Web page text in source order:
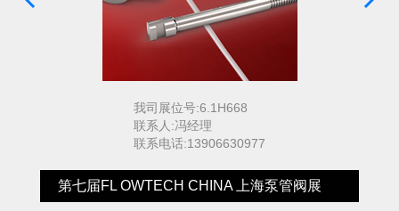
我司展位号:6.1H668
联系人:冯经理
联系电话:13906630977
第七届FL OWTECH CHINA 上海泵管阀展